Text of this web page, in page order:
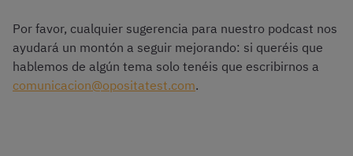
Por favor, cualquier sugerencia para nuestro podcast nos
ayudará un montón a seguir mejorando: si queréis que
hablemos de algún tema solo tenéis que escribirnos a
comunicacion@opositatest.com.